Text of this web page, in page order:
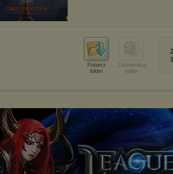
Pobierz
folder
Zachomikuj
folder
2